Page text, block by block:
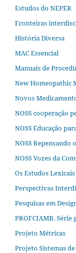
Estudos do NEPER
Fronteiras
História Diversa
MAC Essencial
Manuais de
New Homeopathic
Novos
NOSS cooperação
NOSS Educação
NOSS Repensando
NOSS Vozes da
Os Estudos
Perspectivas
Pesquisas em
PROFCIAMB. Série
Projeto Métricas
Projeto Sistemas